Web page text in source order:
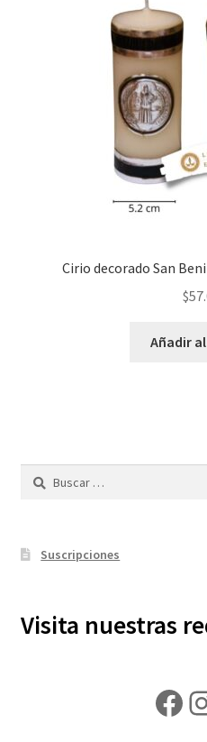
Cirio decorado San
$
Añadir
Buscar:
Suscripciones
Visita nuestras